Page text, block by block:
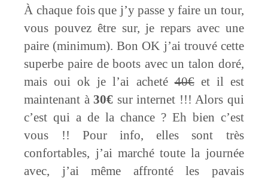
À chaque fois que j’y passe y faire un tour,
vous pouvez être sur, je repars avec une
paire (minimum). Bon OK j’ai trouvé cette
superbe paire de boots avec un talon doré,
mais oui ok je l’ai acheté40€et il est
maintenant à30€ sur internet !!! Alors qui
c’est qui a de la chance ? Eh bien c’est
vous !! Pour info, elles sont très
confortables, j’ai marché toute la journée
avec, j’ai même affronté les pavais